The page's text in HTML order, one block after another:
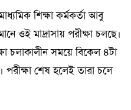
শিক্ষা কর্মকর্তা আবু
ওই মাদ্রাসায় পরীক্ষা চলছে।
চলাকালীন সময়ে বিকেল ৪টা
পরীক্ষা শেষ হলেই তারা চলে